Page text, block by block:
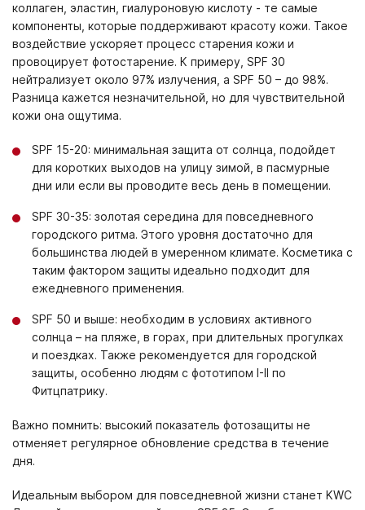
коллаген, эластин, гиалуроновую кислоту - те самые
компоненты, которые поддерживают красоту кожи. Такое
воздействие ускоряет процесс старения кожи и
провоцирует фотостарение. К примеру, SPF 30
нейтрализует около 97% излучения, а SPF 50 – до 98%.
Разница кажется незначительной, но для чувствительной
кожи она ощутима.
SPF 15-20: минимальная защита от солнца, подойдет
для коротких выходов на улицу зимой, в пасмурные
дни или если вы проводите весь день в помещении.
SPF 30-35: золотая середина для повседневного
городского ритма. Этого уровня достаточно для
большинства людей в умеренном климате. Косметика с
таким фактором защиты идеально подходит для
ежедневного применения.
SPF 50 и выше: необходим в условиях активного
солнца – на пляже, в горах, при длительных прогулках
и поездках. Также рекомендуется для городской
защиты, особенно людям с фототипом I-II по
Фитцпатрику.
Важно помнить: высокий показатель фотозащиты не
отменяет регулярное обновление средства в течение
дня.
Идеальным выбором для повседневной жизни станет KWC